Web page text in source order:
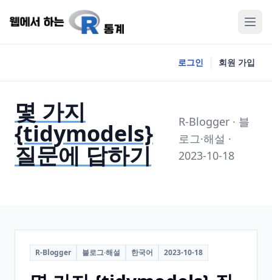
로그인 회원 가입
몇 가지
{tidymodels}
질문에 답하기
R-Blogger · 블
로그·해설 ·
2023-10-18
R-Blogger 블로그·해설 한국어 2023-10-18